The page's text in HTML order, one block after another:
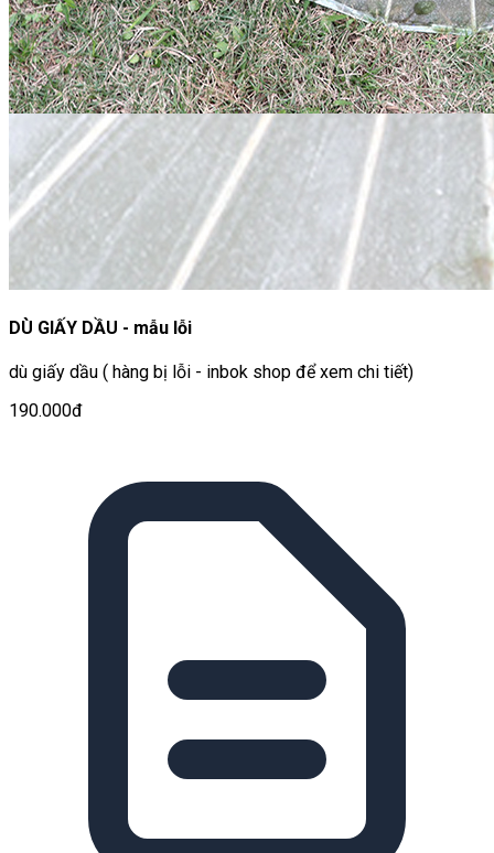
DÙ GIẤY DẦU - mẫu lỗi
dù giấy dầu ( hàng bị lỗi - inbok shop để xem chi tiết)
190.000đ